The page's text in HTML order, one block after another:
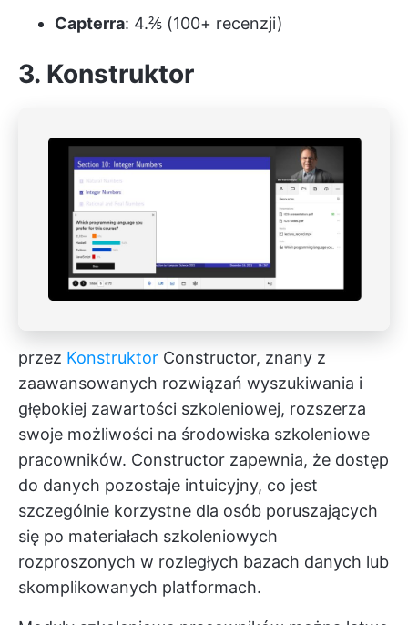
Capterra: 4.⅖ (100+ recenzji)
3. Konstruktor
przez Konstruktor Constructor, znany z
zaawansowanych rozwiązań wyszukiwania i
głębokiej zawartości szkoleniowej, rozszerza
swoje możliwości na środowiska szkoleniowe
pracowników. Constructor zapewnia, że dostęp
do danych pozostaje intuicyjny, co jest
szczególnie korzystne dla osób poruszających
się po materiałach szkoleniowych
rozproszonych w rozległych bazach danych lub
skomplikowanych platformach.